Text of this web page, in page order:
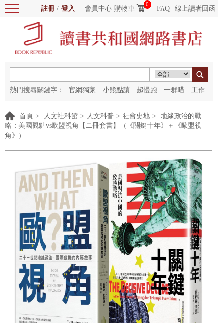
註冊 / 登入 會員中心 購物車
0
FAQ 線上讀者回函
熱門搜尋關鍵字： 官網獨家 小熊點讀 超慢跑 一群喵 工作
首頁 > 人文社科館 > 人文科普 > 社會史地 >
地緣政治的戰
略：美國觀點vs歐盟視角【二冊套書】（《關鍵十年》＋《歐盟視
角》）